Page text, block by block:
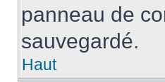
panneau de
sauvegardé.
Haut